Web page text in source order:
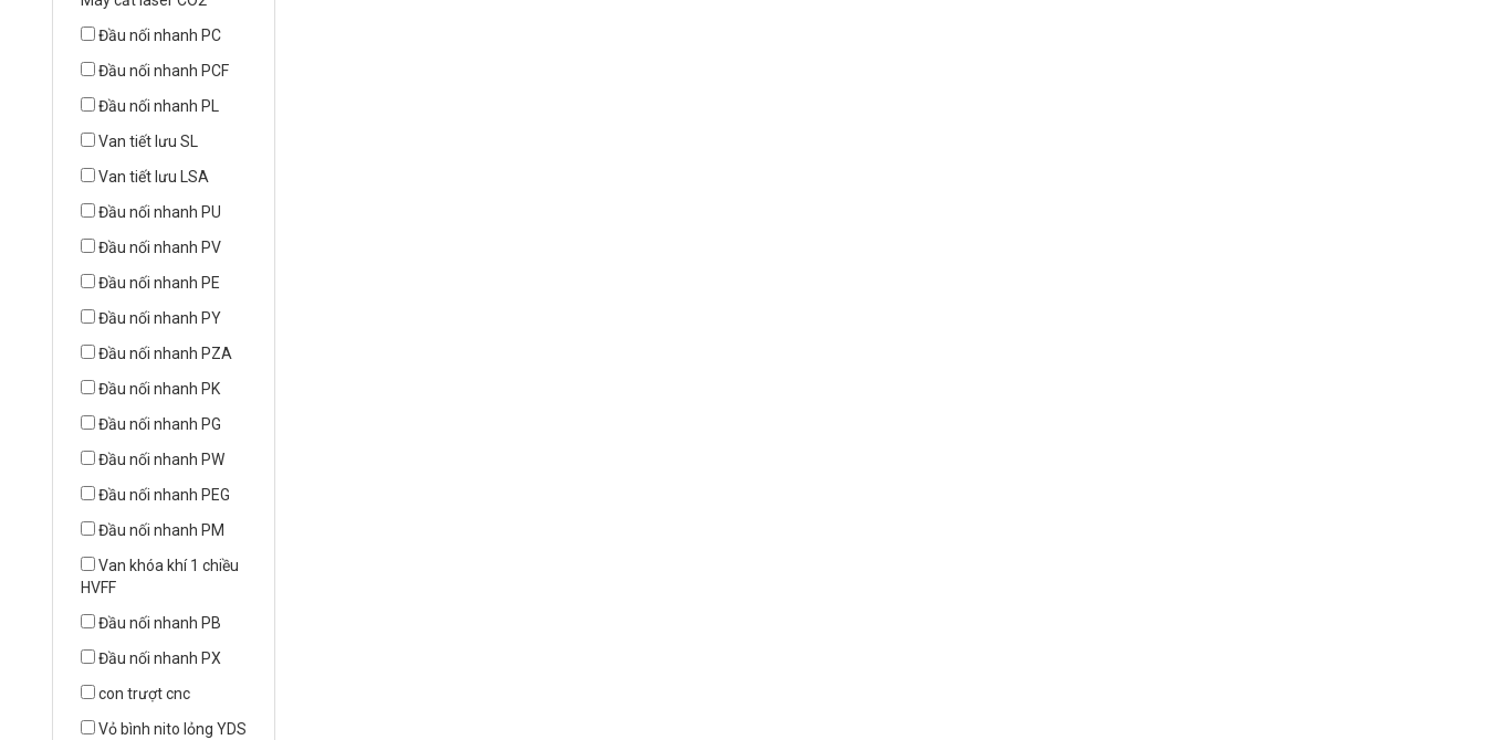
Đầu nối nhanh PC
Đầu nối nhanh PCF
Đầu nối nhanh PL
Van tiết lưu SL
Van tiết lưu LSA
Đầu nối nhanh PU
Đầu nối nhanh PV
Đầu nối nhanh PE
Đầu nối nhanh PY
Đầu nối nhanh PZA
Đầu nối nhanh PK
Đầu nối nhanh PG
Đầu nối nhanh PW
Đầu nối nhanh PEG
Đầu nối nhanh PM
Van khóa khí 1 chiều
HVFF
Đầu nối nhanh PB
Đầu nối nhanh PX
con trượt cnc
Vỏ bình nito lỏng YDS